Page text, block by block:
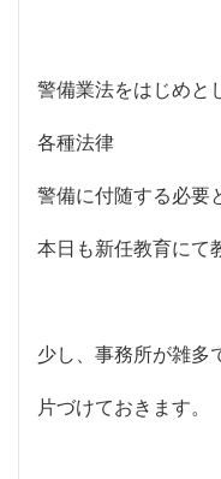
警備業法をはじめと
各種法律
警備に付随する必要
本日も新任教育にて
少し、事務所が雑多
片づけておきます。